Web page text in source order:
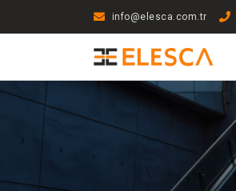
info@elesca.com.tr